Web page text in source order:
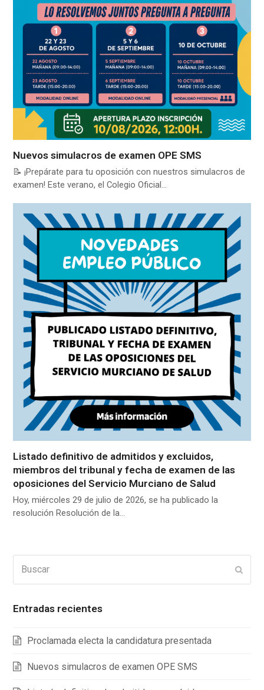
Nuevos simulacros de examen OPE SMS
📝 ¡Prepárate para tu oposición con nuestros simulacros de
examen! Este verano, el Colegio Oficial…
Listado definitivo de admitidos y excluidos,
miembros del tribunal y fecha de examen de las
oposiciones del Servicio Murciano de Salud
Hoy, miércoles 29 de julio de 2026, se ha publicado la
resolución Resolución de la…
Entradas recientes
Proclamada electa la candidatura presentada
Nuevos simulacros de examen OPE SMS